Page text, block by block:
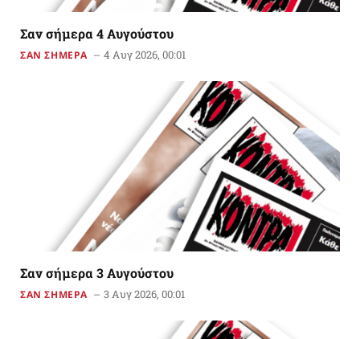
Σαν σήμερα 4 Αυγούστου
ΣΑΝ ΣΗΜΕΡΑ 4 Αυγ 2026, 00:01
Σαν σήμερα 3 Αυγούστου
ΣΑΝ ΣΗΜΕΡΑ 3 Αυγ 2026, 00:01